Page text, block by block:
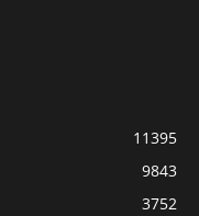
11395
9843
3752